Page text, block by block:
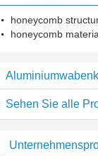
honeycomb
honeycomb
Sehen Sie alle